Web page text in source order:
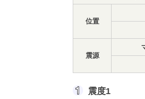
位置
震源
震度1